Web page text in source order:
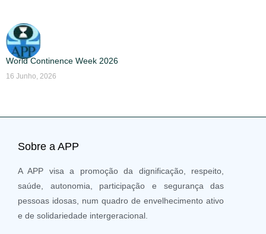
World Continence Week 2026
16 Junho, 2026
Sobre a APP
A APP visa a promoção da dignificação, respeito,
saúde, autonomia, participação e segurança das
pessoas idosas, num quadro de envelhecimento ativo
e de solidariedade intergeracional.